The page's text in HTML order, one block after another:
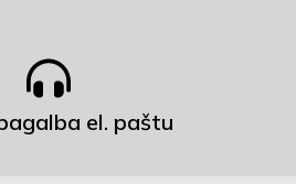
el. paštu